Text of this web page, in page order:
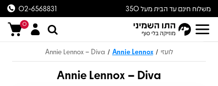
משלוח חינם עד הבית מעל 350
ש״ח
02-6568831
0
לועזי /
Annie Lennox
/
Annie Lennox – Diva
Annie Lennox – Diva